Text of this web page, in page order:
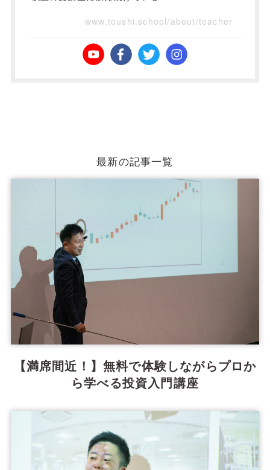
www.toushi.school/about/teacher
最新の記事一覧
【満席間近！】無料で体験しながらプロか
ら学べる投資入門講座